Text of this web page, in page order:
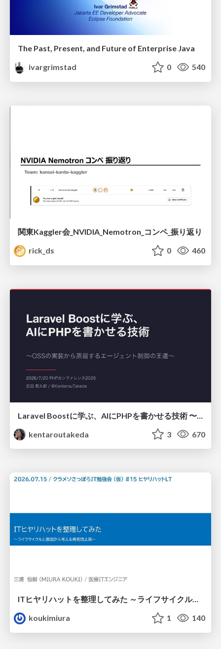
The Past, Present, and Future of Enterprise Java
ivargrimstad
0 540
関東Kaggler会_NVIDIA_Nemotron_コンペ_振り返り
rick_ds
0 460
kentaroutakeda
3 670
ITヒヤリハットを整理してみた ～ライフサイクルと原因から考える再発防止策～
koukimiura
1 140